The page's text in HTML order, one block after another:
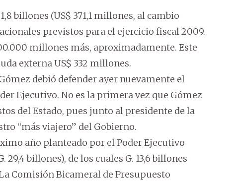
billones (US$ 371,1 millones, al cambio
previstos para el ejercicio fiscal 2009.
millones más, aproximadamente. Este
externa US$ 332 millones.
debió defender ayer nuevamente el
Ejecutivo. No es la primera vez que Gómez
del Estado, pues junto al presidente de la
“más viajero” del Gobierno.
año planteado por el Poder Ejecutivo
29,4 billones), de los cuales G. 13,6 billones
Comisión Bicameral de Presupuesto